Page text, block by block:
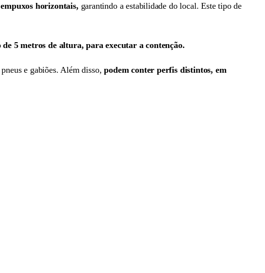
horizontais, garantindo a estabilidade do local. Este tipo de
5 metros de altura, para executar a contenção.
e gabiões. Além disso,podem conter perfis distintos, em